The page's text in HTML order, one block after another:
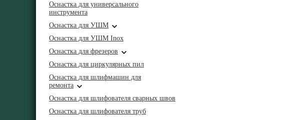
Оснастка для универсального
инструмента
Оснастка для УШМ
Оснастка для УШМ Inox
Оснастка для фрезеров
Оснастка для циркулярных пил
Оснастка для шлифмашин для
ремонта
Оснастка для шлифователя сварных швов
Оснастка для шлифователя труб